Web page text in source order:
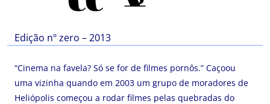
Edição nº zero – 2013
“Cinema na favela? Só se for de filmes pornôs.” Caçoou
uma vizinha quando em 2003 um grupo de moradores de
Heliópolis começou a rodar filmes pelas quebradas do